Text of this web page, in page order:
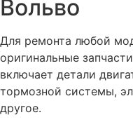
Вольво
Для ремонта любой
оригинальные
включает детали
тормозной системы,
другое.